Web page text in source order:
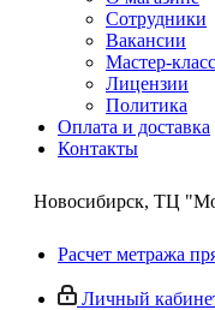
Сотрудники
Вакансии
Мастер-
Лицензии
Политика
Оплата и доставка
Контакты
Новосибирск, ТЦ
Расчет метража
Личный